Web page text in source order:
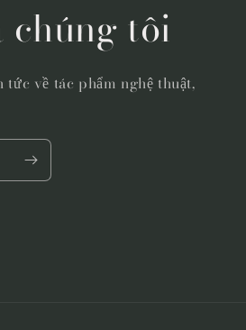
chúng tôi
về tác phẩm nghệ thuật,